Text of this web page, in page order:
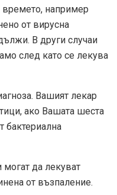
например
от вирусна
В други случаи
след като се лекува
Вашият лекар
ако Вашата шеста
бактериална
могат да лекуват
от възпаление.